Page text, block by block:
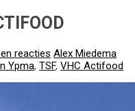
reacties Alex Miedema
Ypma, TSF, VHC Actifood